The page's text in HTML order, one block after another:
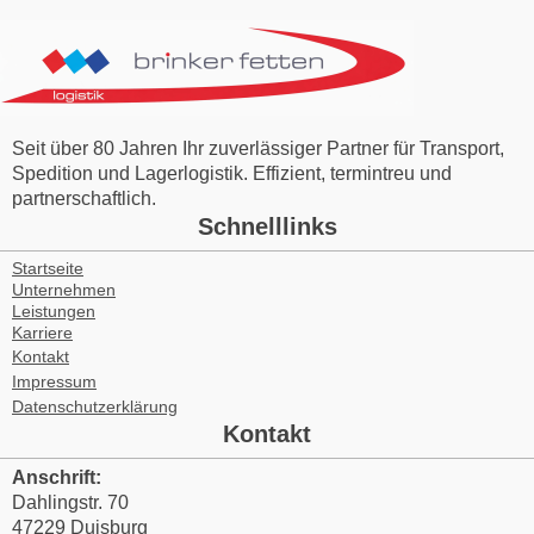
Seit über 80 Jahren Ihr zuverlässiger Partner für Transport,
Spedition und Lagerlogistik. Effizient, termintreu und
partnerschaftlich.
Schnelllinks
Startseite
Unternehmen
Leistungen
Karriere
Kontakt
Impressum
Datenschutzerklärung
Kontakt
Anschrift:
Dahlingstr. 70
47229 Duisburg